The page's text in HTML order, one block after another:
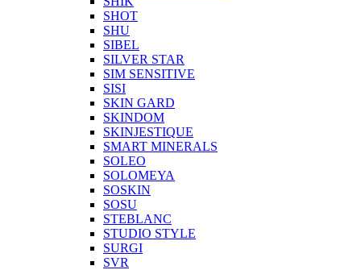
SHOT
SHU
SIBEL
SILVER STAR
SIM SENSITIVE
SISI
SKIN GARD
SKINDOM
SKINJESTIQUE
SMART MINERALS
SOLEO
SOLOMEYA
SOSKIN
SOSU
STEBLANC
STUDIO STYLE
SURGI
SVR